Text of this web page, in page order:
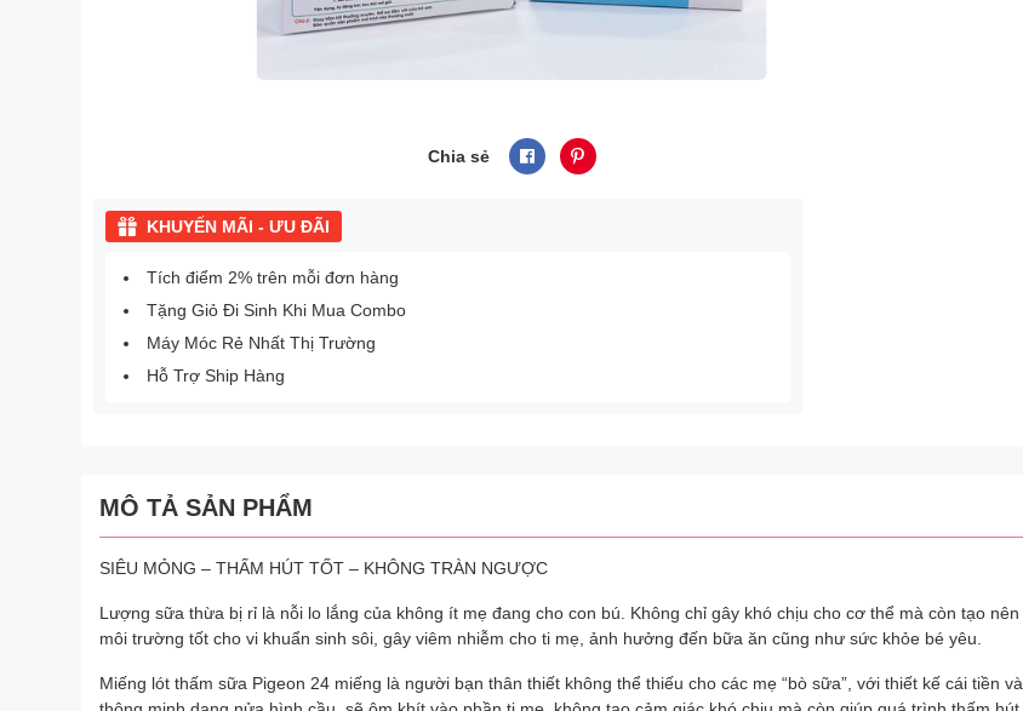
Chia sẻ
KHUYẾN MÃI - ƯU ĐÃI
Tích điểm 2% trên mỗi đơn hàng
Tặng Giỏ Đi Sinh Khi Mua Combo
Máy Móc Rẻ Nhất Thị Trường
Hỗ Trợ Ship Hàng
MÔ TẢ SẢN PHẨM
SIÊU MỎNG – THẤM HÚT TỐT – KHÔNG TRÀN NGƯỢC
Lượng sữa thừa bị rỉ là nỗi lo lắng của không ít mẹ đang cho con bú. Không chỉ gây khó chịu cho cơ thể mà còn tạo nên
môi trường tốt cho vi khuẩn sinh sôi, gây viêm nhiễm cho ti mẹ, ảnh hưởng đến bữa ăn cũng như sức khỏe bé yêu.
Miếng lót thấm sữa Pigeon 24 miếng là người bạn thân thiết không thể thiếu cho các mẹ “bò sữa”, với thiết kế cái tiền và